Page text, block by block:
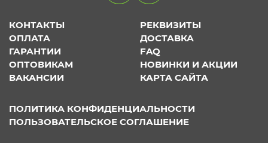
КОНТАКТЫ
РЕКВИЗИТЫ
ОПЛАТА
ДОСТАВКА
ГАРАНТИИ
FAQ
ОПТОВИКАМ
НОВИНКИ И АКЦИИ
ВАКАНСИИ
КАРТА САЙТА
ПОЛИТИКА КОНФИДЕНЦИАЛЬНОСТИ
ПОЛЬЗОВАТЕЛЬСКОЕ СОГЛАШЕНИЕ